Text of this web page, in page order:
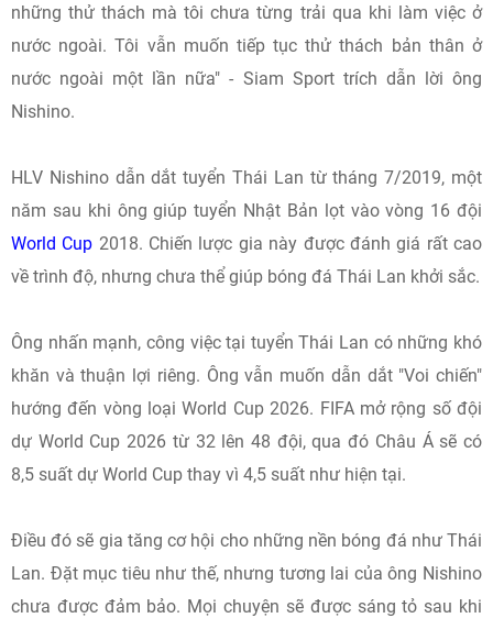
những thử thách mà tôi chưa từng trải qua khi làm việc ở
nước ngoài. Tôi vẫn muốn tiếp tục thử thách bản thân ở
nước ngoài một lần nữa" - Siam Sport trích dẫn lời ông
Nishino.
HLV Nishino dẫn dắt tuyển Thái Lan từ tháng 7/2019, một
năm sau khi ông giúp tuyển Nhật Bản lọt vào vòng 16 đội
World Cup 2018. Chiến lược gia này được đánh giá rất cao
về trình độ, nhưng chưa thể giúp bóng đá Thái Lan khởi sắc.
Ông nhấn mạnh, công việc tại tuyển Thái Lan có những khó
khăn và thuận lợi riêng. Ông vẫn muốn dẫn dắt "Voi chiến"
hướng đến vòng loại World Cup 2026. FIFA mở rộng số đội
dự World Cup 2026 từ 32 lên 48 đội, qua đó Châu Á sẽ có
8,5 suất dự World Cup thay vì 4,5 suất như hiện tại.
Điều đó sẽ gia tăng cơ hội cho những nền bóng đá như Thái
Lan. Đặt mục tiêu như thế, nhưng tương lai của ông Nishino
chưa được đảm bảo. Mọi chuyện sẽ được sáng tỏ sau khi